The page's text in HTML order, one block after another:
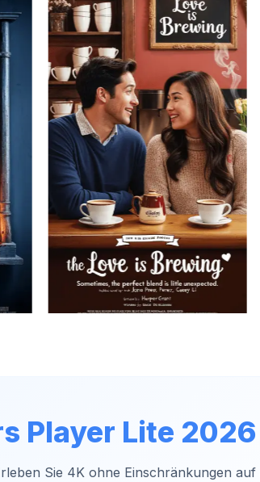
Player Lite 2026
Sie 4K ohne Einschränkungen